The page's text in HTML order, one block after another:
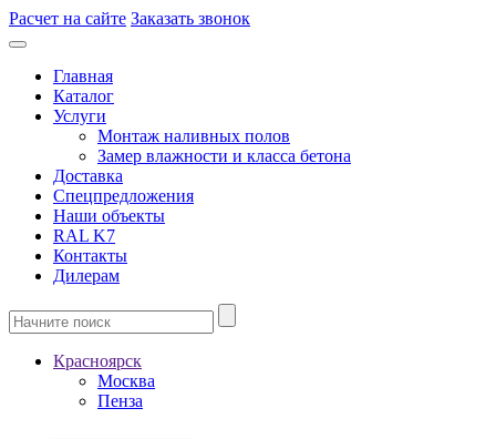
Расчет на сайте Заказать звонок
Главная
Каталог
Услуги
Монтаж наливных полов
Замер влажности и класса бетона
Доставка
Спецпредложения
Наши объекты
RAL K7
Контакты
Дилерам
Красноярск
Москва
Пенза